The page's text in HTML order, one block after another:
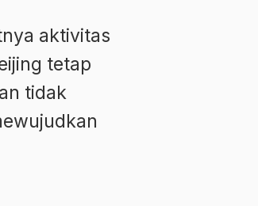
aktivitas
tetap
tidak